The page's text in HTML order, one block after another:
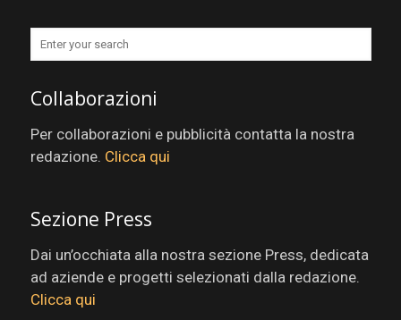
Collaborazioni
Per collaborazioni e pubblicità contatta la nostra
redazione. Clicca qui
Sezione Press
Dai un’occhiata alla nostra sezione Press, dedicata
ad aziende e progetti selezionati dalla redazione.
Clicca qui